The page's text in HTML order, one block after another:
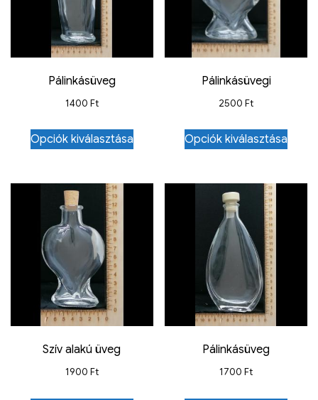
Pálinkásüveg
1400 Ft
Opciók kiválasztása
Pálinkásüvegi
2500Ft
Opciók kiválasztása
Szív alakú üveg
1900 Ft
Pálinkásüveg
1700Ft